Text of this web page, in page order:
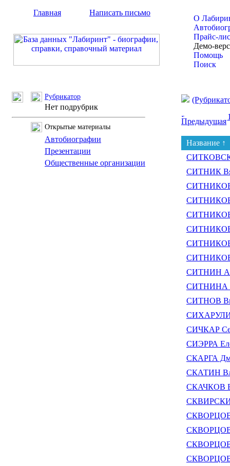
Главная Написать письмо
О
Прайс-
Демо-
Помощь
Поиск
Рубрикатор
Нет подрубрик
Открытые материалы
Автобиографии
Презентации
Общественные организации
Предыдущая
Название ↑
СИТНИК
СИТНИКОВ
СИТНИКОВ
СИТНИКОВ
СИТНИКОВ
СИТНИКОВ
СИТНИН
СИТНИНА
СИТНОВ
СИЧКАР
СИЭРРА
СКАРГА
СКАТИН
СКАЧКОВ
СКВОРЦОВ
СКВОРЦОВ
СКВОРЦОВ
СКВОРЦОВ